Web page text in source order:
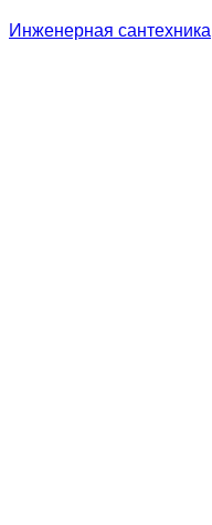
Инженерная сантехника